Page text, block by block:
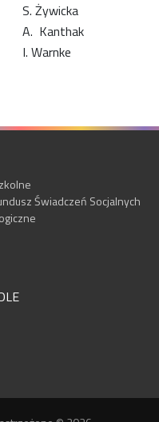
S. Żywicka
A. Kanthak
I. Warnke
Świadczeń Socjalnych